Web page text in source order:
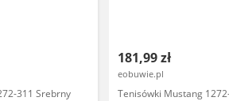
311 Srebrny
181,99 zł
eobuwie.pl
Tenisówki Mustang